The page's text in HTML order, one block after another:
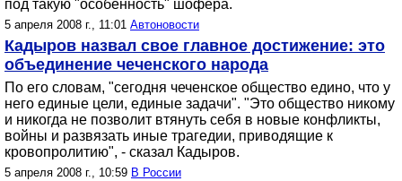
под такую "особенность" шофера.
5 апреля 2008 г., 11:01 Автоновости
Кадыров назвал свое главное достижение: это
объединение чеченского народа
По его словам, "сегодня чеченское общество едино, что у
него единые цели, единые задачи". "Это общество никому
и никогда не позволит втянуть себя в новые конфликты,
войны и развязать иные трагедии, приводящие к
кровопролитию", - сказал Кадыров.
5 апреля 2008 г., 10:59 В России